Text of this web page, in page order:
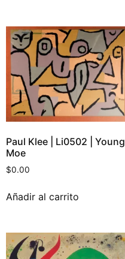
Paul Klee | Li0502 | Young
Moe
$0.00
Añadir al carrito